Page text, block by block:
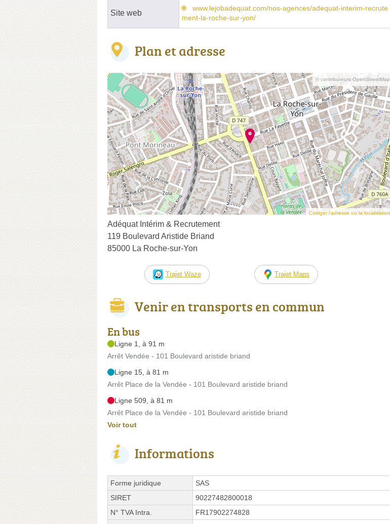
Site web
www.lejobadequat.com/nos-agences/adequat-interim-recrute
ment-la-roche-sur-yon/
Plan et adresse
© contributeurs OpenStreetMap
Corriger l’adresse ou la localisation
Adéquat Intérim & Recrutement
119 Boulevard Aristide Briand
85000 La Roche-sur-Yon
Trajet Waze Trajet Maps
Venir en transports en commun
En bus
Ligne 1, à 91 m
Arrêt Vendée - 101 Boulevard aristide briand
Ligne 15, à 81 m
Arrêt Place de la Vendée - 101 Boulevard aristide briand
Ligne 509, à 81 m
Arrêt Place de la Vendée - 101 Boulevard aristide briand
Voir tout
Informations
Forme juridique
SAS
SIRET
90227482800018
N° TVA Intra.
FR17902274828